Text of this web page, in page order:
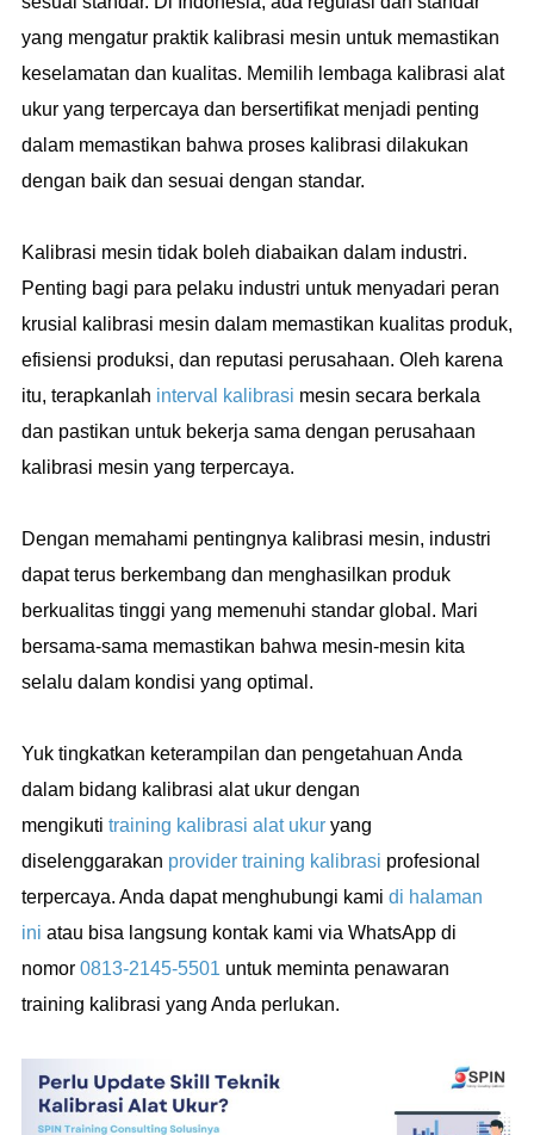
yang mengatur praktik kalibrasi mesin untuk memastikan
keselamatan dan kualitas. Memilih lembaga kalibrasi alat
ukur yang terpercaya dan bersertifikat menjadi penting
dalam memastikan bahwa proses kalibrasi dilakukan
dengan baik dan sesuai dengan standar.
Kalibrasi mesin tidak boleh diabaikan dalam industri.
Penting bagi para pelaku industri untuk menyadari peran
krusial kalibrasi mesin dalam memastikan kualitas produk,
efisiensi produksi, dan reputasi perusahaan. Oleh karena
itu, terapkanlah interval kalibrasi mesin secara berkala
dan pastikan untuk bekerja sama dengan perusahaan
kalibrasi mesin yang terpercaya.
Dengan memahami pentingnya kalibrasi mesin, industri
dapat terus berkembang dan menghasilkan produk
berkualitas tinggi yang memenuhi standar global. Mari
bersama-sama memastikan bahwa mesin-mesin kita
selalu dalam kondisi yang optimal.
Yuk tingkatkan keterampilan dan pengetahuan Anda
dalam bidang kalibrasi alat ukur dengan
mengikuti training kalibrasi alat ukur yang
diselenggarakan provider training kalibrasi profesional
terpercaya. Anda dapat menghubungi kami di halaman
ini atau bisa langsung kontak kami via WhatsApp di
nomor 0813-2145-5501 untuk meminta penawaran
training kalibrasi yang Anda perlukan.